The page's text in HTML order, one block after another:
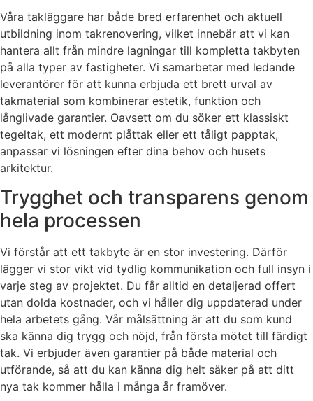
Våra takläggare har både bred erfarenhet och aktuell
utbildning inom takrenovering, vilket innebär att vi kan
hantera allt från mindre lagningar till kompletta takbyten
på alla typer av fastigheter. Vi samarbetar med ledande
leverantörer för att kunna erbjuda ett brett urval av
takmaterial som kombinerar estetik, funktion och
långlivade garantier. Oavsett om du söker ett klassiskt
tegeltak, ett modernt plåttak eller ett tåligt papptak,
anpassar vi lösningen efter dina behov och husets
arkitektur.
Trygghet och transparens genom
hela processen
Vi förstår att ett takbyte är en stor investering. Därför
lägger vi stor vikt vid tydlig kommunikation och full insyn i
varje steg av projektet. Du får alltid en detaljerad offert
utan dolda kostnader, och vi håller dig uppdaterad under
hela arbetets gång. Vår målsättning är att du som kund
ska känna dig trygg och nöjd, från första mötet till färdigt
tak. Vi erbjuder även garantier på både material och
utförande, så att du kan känna dig helt säker på att ditt
nya tak kommer hålla i många år framöver.